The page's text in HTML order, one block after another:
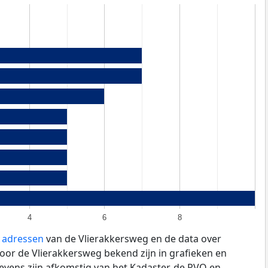
4 6 8
van de Vlierakkersweg en de data over
de Vlierakkersweg bekend zijn in grafieken en